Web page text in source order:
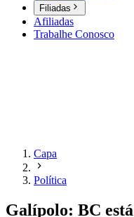
Filiadas
Afiliadas
Trabalhe Conosco
Capa
Política
Galípolo: BC